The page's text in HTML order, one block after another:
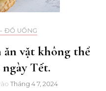
ĐỒ UỐNG
ăn vặt không thể
Tết.
Tháng 4 7, 2024